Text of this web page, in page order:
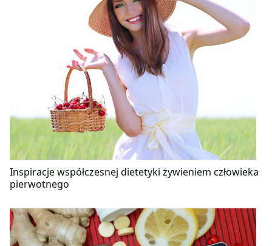
Inspiracje współczesnej dietetyki żywieniem człowieka
pierwotnego